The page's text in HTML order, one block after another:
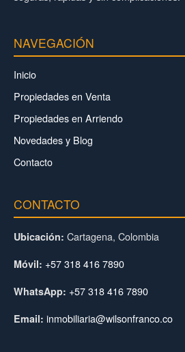
NAVEGACIÓN
Inicio
Propiedades en Venta
Propiedades en Arriendo
Novedades y Blog
Contacto
CONTACTO
Ubicación: Cartagena, Colombia
Móvil: +57 318 416 7890
WhatsApp: +57 318 416 7890
Email: inmobiliaria@wilsonfranco.co